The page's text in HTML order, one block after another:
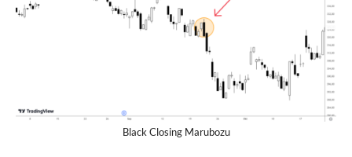
Black Closing Marubozu